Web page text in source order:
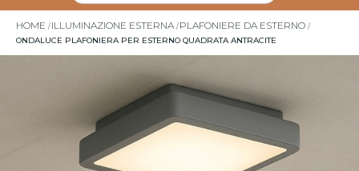
HOME ILLUMINAZIONE ESTERNA PLAFONIERE DA ESTERNO
ONDALUCE PLAFONIERA PER ESTERNO QUADRATA ANTRACITE